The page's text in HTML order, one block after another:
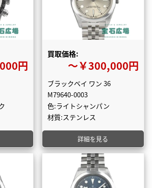
円
買取価格:
〜￥300,000円
ブラックベイ ワン 36
M79640-0003
色:ライトシャンパン
材質:ステンレス
詳細を見る